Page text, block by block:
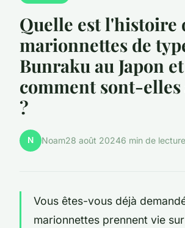
Quelle est l'histoire
marionnettes de
Bunraku au Japon et
comment sont-elles
?
N Noam28 août 20246 min de lecture
Vous êtes-vous déjà
marionnettes prennent vie